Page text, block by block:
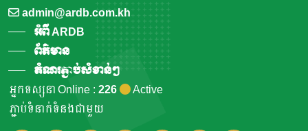
admin@ardb.com.kh
អំពី ARDB
ព័ត៌មាន
តំណរភ្ជាប់សំខាន់ៗ
អ្នកទស្សនា Online : 226
Active
ភ្ជាប់ទំនាក់ទំនងជាមួយ